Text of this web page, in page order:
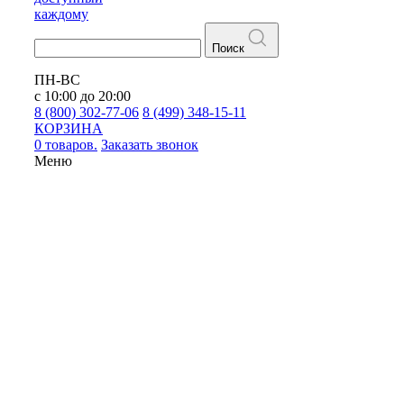
каждому
Поиск
ПН-ВС
с 10:00 до 20:00
8 (800) 302-77-06 8 (499) 348-15-11
КОРЗИНА
0 товаров. Заказать звонок
Меню